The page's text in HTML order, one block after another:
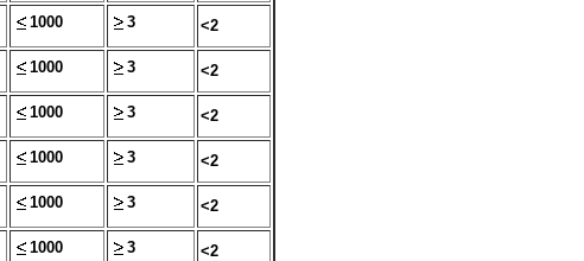
1000 3 <2
1000 3 <2
1000 3 <2
1000 3 <2
1000 3 <2
1000 3 <2